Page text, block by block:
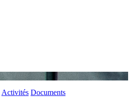
Activités Documents